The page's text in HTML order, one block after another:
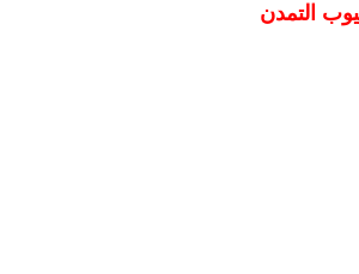
التمدن